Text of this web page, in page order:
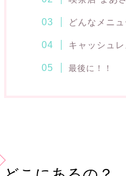
どんなメニ
キャッシュ
最後に！！